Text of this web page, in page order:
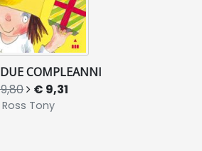
COMPLEANNI
€ 9,31
Ross Tony